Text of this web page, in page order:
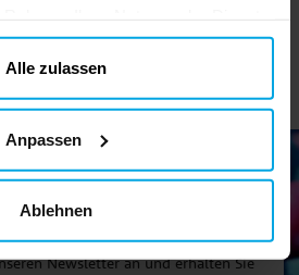
Einwilligung können Sie jederzeit.
Alle zulassen
Anpassen
Ablehnen
Newsletter an und erhalten Sie